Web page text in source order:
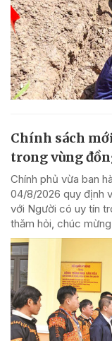
Chính sách
trong vùng
Chính phủ vừa ban
04/8/2026 quy định
với Người có uy tín
thăm hỏi, chúc